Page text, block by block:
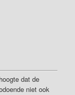
dat de
niet ook